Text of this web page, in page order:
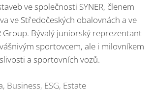
ve společnosti SYNER, členem
ve Středočeských obalovnách a ve
Group. Bývalý juniorský reprezentant
sportovcem, ale i milovníkem
a sportovních vozů.
, Business, ESG, Estate